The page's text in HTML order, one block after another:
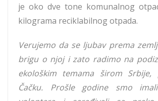
je oko dve tone komunalnog
kilograma reciklabilnog otpada.
Verujemo da se ljubav prema
brigu o njoj i zato radimo na
ekološkim temama širom
Čačku. Prošle godine smo